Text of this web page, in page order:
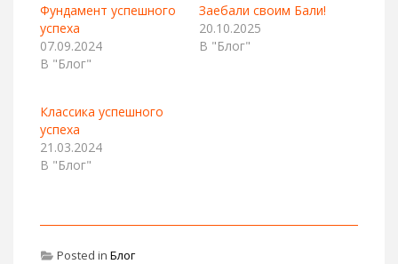
Фундамент успешного
успеха
07.09.2024
В "Блог"
Заебали своим Бали!
20.10.2025
В "Блог"
Классика успешного
успеха
21.03.2024
В "Блог"
Posted in Блог